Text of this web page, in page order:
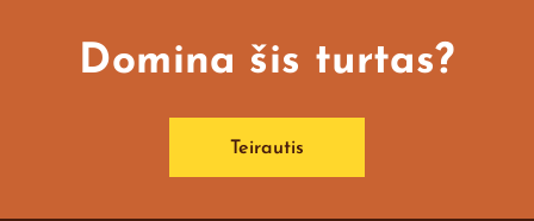
Domina šis turtas?
Teirautis